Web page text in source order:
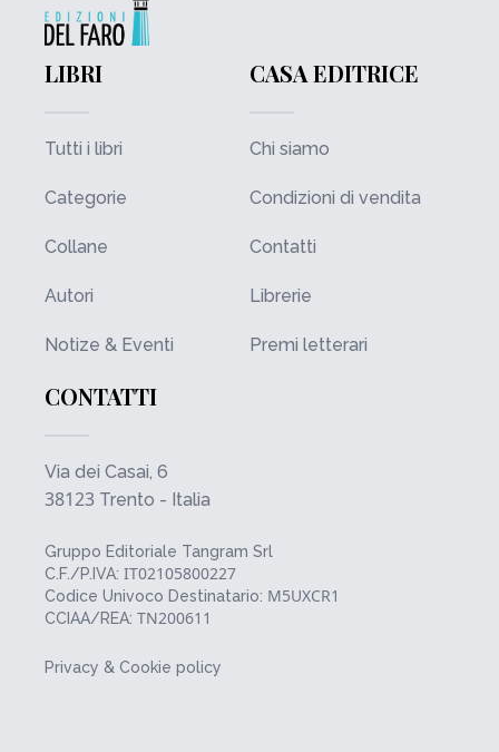
LIBRI
Tutti i libri
Categorie
Collane
Autori
Notize & Eventi
CASA EDITRICE
Chi siamo
Condizioni di vendita
Contatti
Librerie
Premi letterari
CONTATTI
Via dei Casai, 6
38123 Trento - Italia
Gruppo Editoriale Tangram Srl
C.F./P.IVA: IT02105800227
Codice Univoco Destinatario: M5UXCR1
CCIAA/REA: TN200611
Privacy & Cookie policy